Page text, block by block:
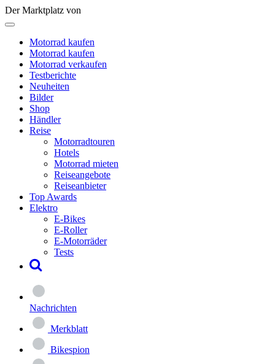
Der Marktplatz von
Motorrad kaufen
Motorrad kaufen
Motorrad verkaufen
Testberichte
Neuheiten
Bilder
Shop
Händler
Reise
Motorradtouren
Hotels
Motorrad mieten
Reiseangebote
Reiseanbieter
Top Awards
Elektro
E-Bikes
E-Roller
E-Motorräder
Tests
Nachrichten
Merkblatt
Bikespion